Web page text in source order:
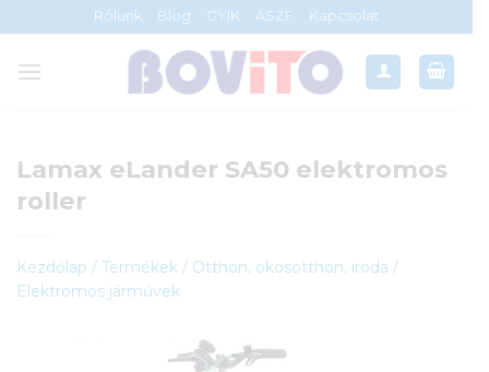
to
content
Rólunk Blog GYIK ÁSZF Kapcsolat
Lamax eLander SA50 elektromos
roller
Kezdőlap / Termékek / Otthon, okosotthon, iroda /
Elektromos járművek